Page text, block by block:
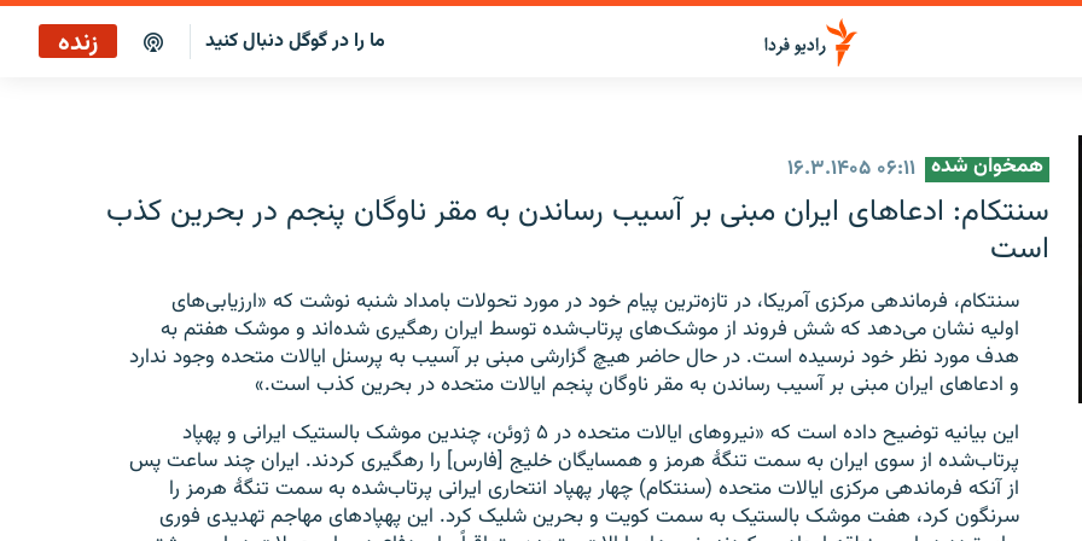
ما را در گوگل دنبال کنید زنده
پخش آنلاین
همخوان شده ۰۶:۱۱ ۱۶.۳.۱۴۰۵
سنتکام: ادعاهای ایران مبنی بر آسیب رساندن به مقر ناوگان پنجم در بحرین کذب
است
سنتکام، فرماندهی مرکزی آمریکا، در تازه‌ترین پیام خود در مورد تحولات بامداد شنبه نوشت که «ارزیابی‌های
اولیه نشان می‌دهد که شش فروند از موشک‌های پرتاب‌شده توسط ایران رهگیری شده‌اند و موشک هفتم به
هدف مورد نظر خود نرسیده است. در حال حاضر هیچ گزارشی مبنی بر آسیب به پرسنل ایالات متحده وجود ندارد
و ادعاهای ایران مبنی بر آسیب رساندن به مقر ناوگان پنجم ایالات متحده در بحرین کذب است.»
این بیانیه توضیح داده است که «نیروهای ایالات متحده در ۵ ژوئن، چندین موشک بالستیک ایرانی و پهپاد
پرتاب‌شده از سوی ایران به سمت تنگۀ هرمز و همسایگان خلیج [فارس] را رهگیری کردند. ایران چند ساعت پس
از آنکه فرماندهی مرکزی ایالات متحده (سنتکام) چهار پهپاد انتحاری ایرانی پرتاب‌شده به سمت تنگۀ هرمز را
سرنگون کرد، هفت موشک بالستیک به سمت کویت و بحرین شلیک کرد. این پهپادهای مهاجم تهدیدی فوری